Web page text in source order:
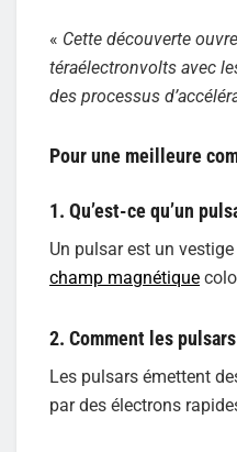
« Cette découverte
téraélectronvolts avec
des processus
Pour une meilleure
1. Qu’est-ce qu’un
Un pulsar est un
champ magnétique
2. Comment les
Les pulsars émettent
par des électrons